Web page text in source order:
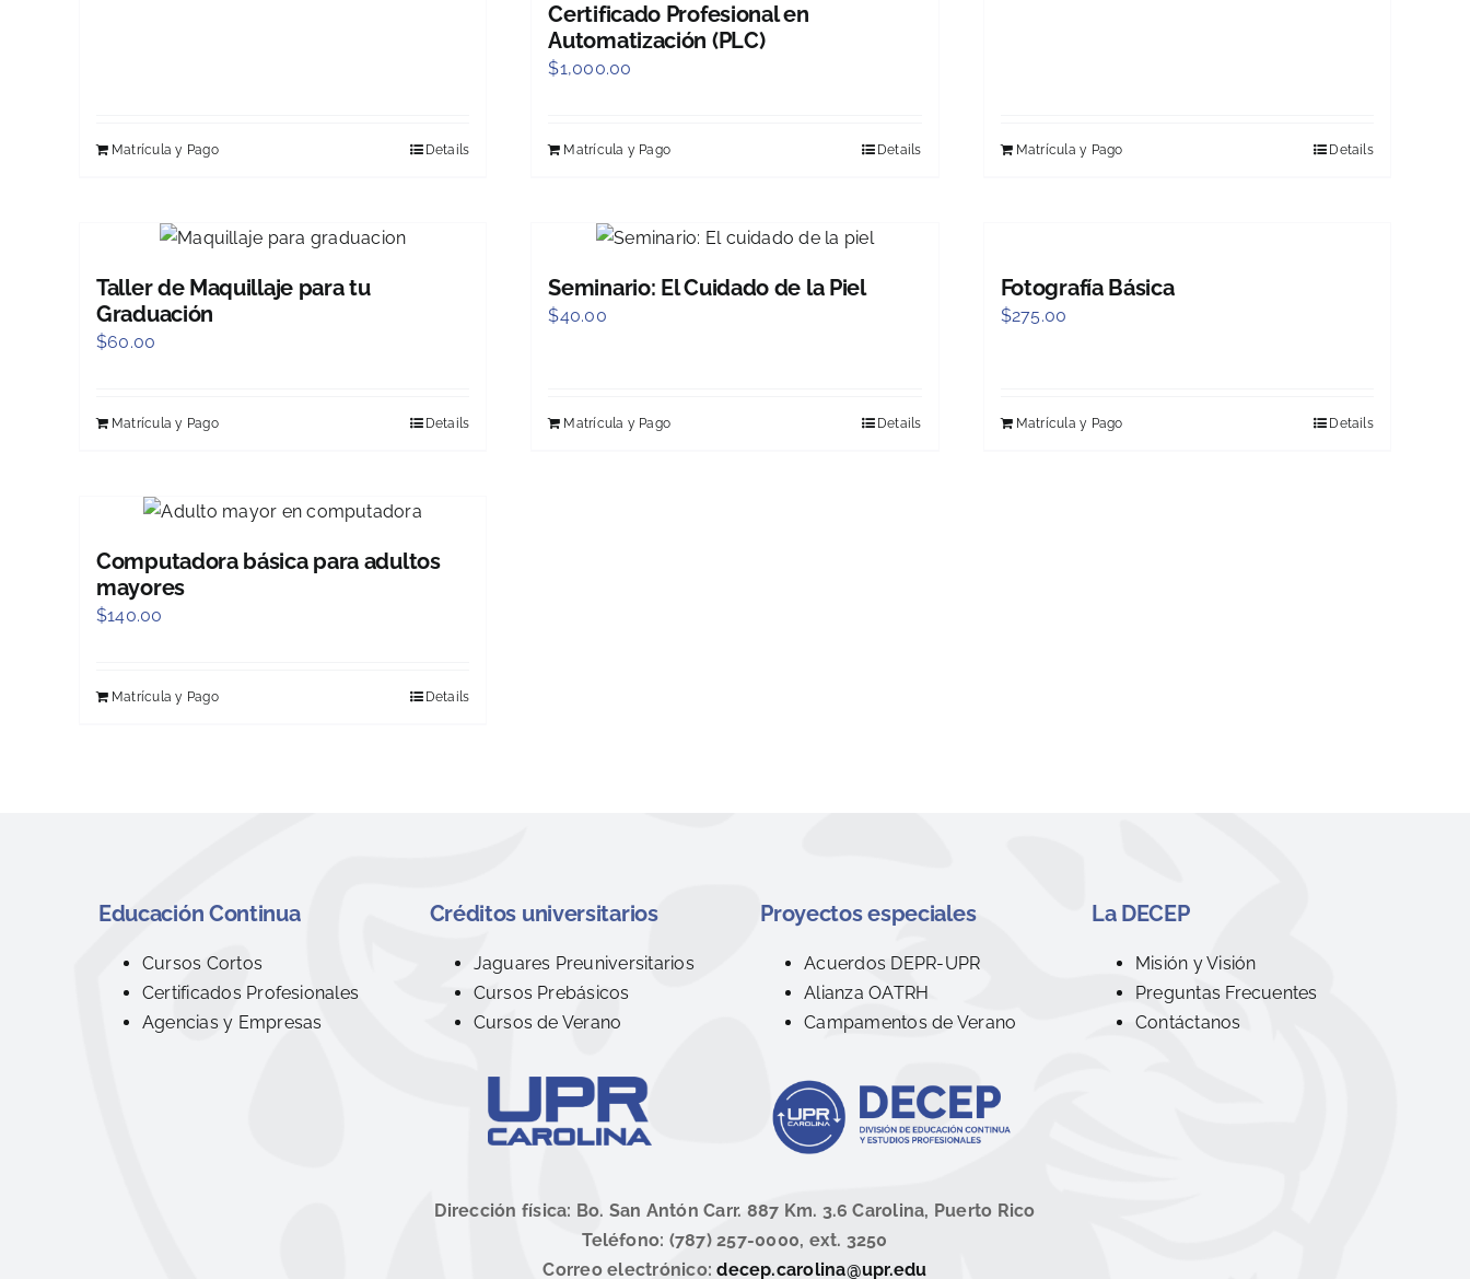
Matrícula y Pago Details
Certificado Profesional en
Automatización (PLC)
$1,000.00
Matrícula y Pago Details Matrícula y Pago Details
Taller de Maquillaje para tu
Graduación
$60.00
Matrícula y Pago Details
Seminario: El Cuidado de la Piel
$40.00
Matrícula y Pago Details
Fotografía Básica
$275.00
Matrícula y Pago Details
Computadora básica para adultos
mayores
$140.00
Matrícula y Pago Details
Educación Continua
Cursos Cortos
Certificados Profesionales
Agencias y Empresas
Créditos universitarios
Jaguares Preuniversitarios
Cursos Prebásicos
Cursos de Verano
Proyectos especiales
Acuerdos DEPR-UPR
Alianza OATRH
Campamentos de Verano
La DECEP
Misión y Visión
Preguntas Frecuentes
Contáctanos
Dirección física: Bo. San Antón Carr. 887 Km. 3.6 Carolina, Puerto Rico
Teléfono: (787) 257-0000, ext. 3250
Correo electrónico:decep.carolina@upr.edu